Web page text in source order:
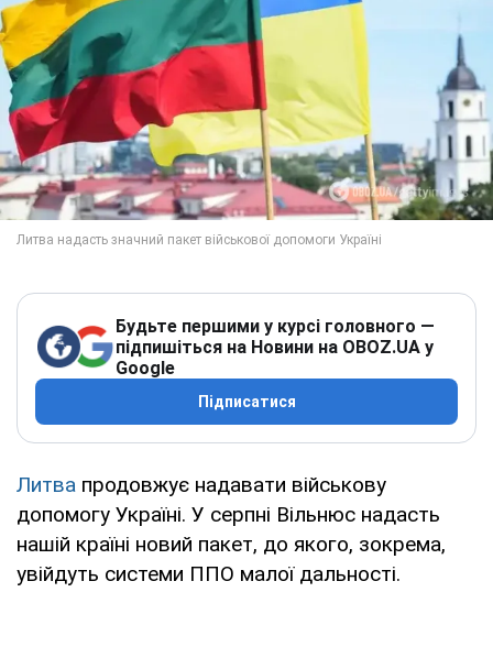
Будьте першими у курсі головного —
підпишіться на Новини на OBOZ.UA у
Google
Підписатися
Литва продовжує надавати військову
допомогу Україні. У серпні Вільнюс надасть
нашій країні новий пакет, до якого, зокрема,
увійдуть системи ППО малої дальності.